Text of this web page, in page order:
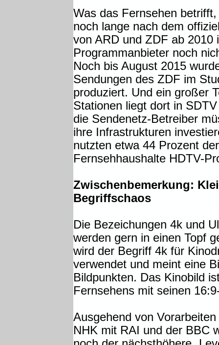
Was das Fernsehen
noch lange nach dem
von ARD und ZDF ab 2010
Programmanbieter noch
Noch bis August 2015
Sendungen des ZDF im
produziert. Und ein großer
Stationen liegt dort in
die Sendenetz-Betreiber
ihre Infrastrukturen
nutzten etwa 44 Prozent
Fernsehhaushalte HDTV-
Zwischenbemerkung:
Begriffschaos
Die Bezeichungen 4k und
werden gern in einen Topf
wird der Begriff 4k für
verwendet und meint eine
Bildpunkten. Das Kinobild
Fernsehens mit seinen
Ausgehend von
NHK mit RAI und der BBC